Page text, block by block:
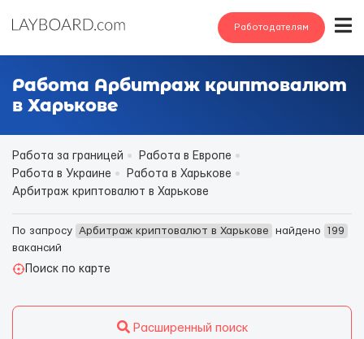
Работодателям
Работа Арбитраж криптовалют
в Харькове
Работа за границей
Работа в Европе
Работа в Украине
Работа в Харькове
Арбитраж криптовалют в Харькове
По запросу Арбитраж криптовалют в Харькове найдено
199
вакансий
Поиск по карте
Расширенный поиск